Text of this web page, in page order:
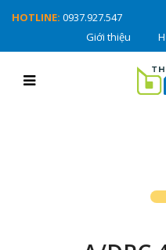
HOTLINE: 0937.927.547
Giới thiệu